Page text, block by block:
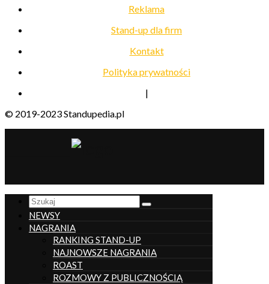
Reklama
Stand-up dla firm
Kontakt
Polityka prywatności
|
© 2019-2023 Standupedia.pl
Search
NEWSY
NAGRANIA
RANKING STAND-UP
NAJNOWSZE NAGRANIA
ROAST
ROZMOWY Z PUBLICZNOŚCIĄ